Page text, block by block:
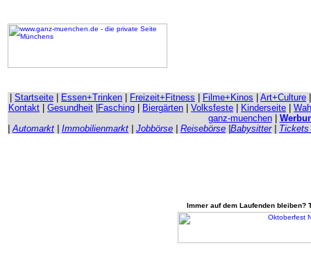
Startseite Essen+Trinken Freizeit+Fitness Filme+Kinos Art+Culture
Kontakt
Gesundheit Fasching Biergärten Volksfeste Kinderseite
ganz-muenchen|
|Automarkt Immobilienmarkt Jobbörse Reisebörse Babysitter Tickets
Immer auf dem Laufenden bleiben?